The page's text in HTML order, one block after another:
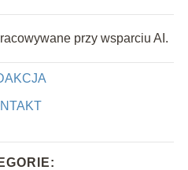
przy wsparciu AI.